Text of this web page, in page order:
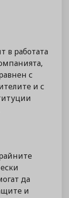
в работата
с
и с
да
и